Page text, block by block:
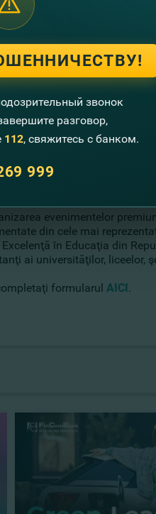
Tekwill în Fiecare Şcoală
produselor Retail,
Naţional de Inovaţii
evenimentelor
din cele mai
în Educaţia din
ai universităţilor, liceelor,
formularul AICI.
звонок
разговор,
112, свяжитесь с банком.
999